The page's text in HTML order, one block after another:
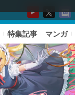
特集記事 マンガ